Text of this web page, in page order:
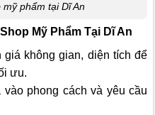
phẩm tại Dĩ An
Mỹ Phẩm Tại Dĩ An
giá không gian, diện tích để
ưu.
vào phong cách và yêu cầu